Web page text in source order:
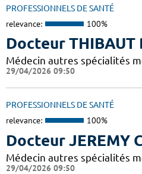
PROFESSIONNELS DE SANTÉ
relevance: 100%
Docteur THIBAUT
Médecin autres spécialités
29/04/2026 09:50
PROFESSIONNELS DE SANTÉ
relevance: 100%
Docteur JEREMY
Médecin autres spécialités
29/04/2026 09:50